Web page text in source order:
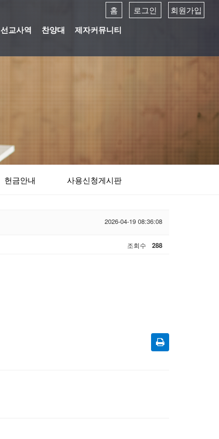
홈 로그인
회원가입
선교사역 찬양대 제자커뮤니티
헌금안내 사용신청게시판
2026-04-19 08:36:08
조회수 288